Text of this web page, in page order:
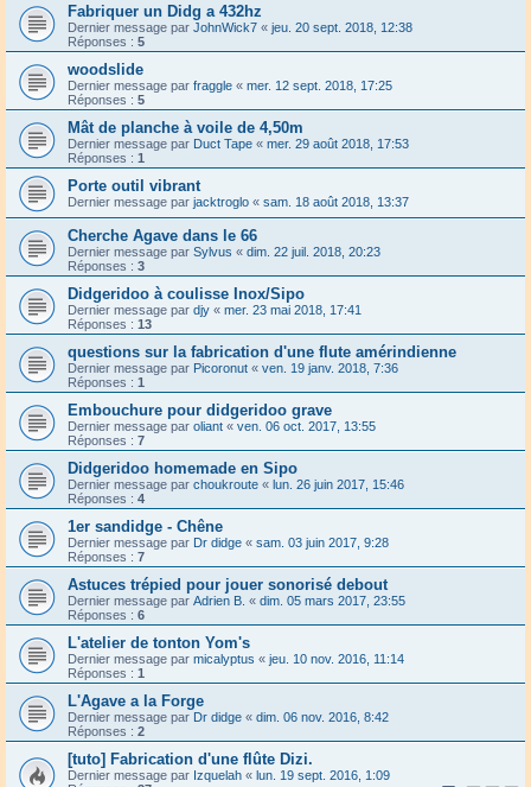
Fabriquer un Didg a 432hz
Dernier message par JohnWick7 « jeu. 20 sept. 2018, 12:38
Réponses : 5
woodslide
Dernier message par fraggle « mer. 12 sept. 2018, 17:25
Réponses : 5
Mât de planche à voile de 4,50m
Dernier message par Duct Tape « mer. 29 août 2018, 17:53
Réponses : 1
Porte outil vibrant
Dernier message par jacktroglo « sam. 18 août 2018, 13:37
Cherche Agave dans le 66
Dernier message par Sylvus « dim. 22 juil. 2018, 20:23
Réponses : 3
Didgeridoo à coulisse Inox/Sipo
Dernier message par djy « mer. 23 mai 2018, 17:41
Réponses : 13
questions sur la fabrication d'une flute amérindienne
Dernier message par Picoronut « ven. 19 janv. 2018, 7:36
Réponses : 1
Embouchure pour didgeridoo grave
Dernier message par oliant « ven. 06 oct. 2017, 13:55
Réponses : 7
Didgeridoo homemade en Sipo
Dernier message par choukroute « lun. 26 juin 2017, 15:46
Réponses : 4
1er sandidge - Chêne
Dernier message par Dr didge « sam. 03 juin 2017, 9:28
Réponses : 7
Astuces trépied pour jouer sonorisé debout
Dernier message par Adrien B. « dim. 05 mars 2017, 23:55
Réponses : 6
L'atelier de tonton Yom's
Dernier message par micalyptus « jeu. 10 nov. 2016, 11:14
Réponses : 1
L'Agave a la Forge
Dernier message par Dr didge « dim. 06 nov. 2016, 8:42
Réponses : 2
[tuto] Fabrication d'une flûte Dizi.
Dernier message par Izquelah « lun. 19 sept. 2016, 1:09